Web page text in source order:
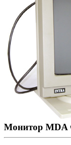
Монитор MDA